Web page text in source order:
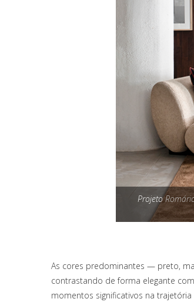
Projeto
As cores predominantes — preto,
contrastando de forma elegante
momentos significativos na